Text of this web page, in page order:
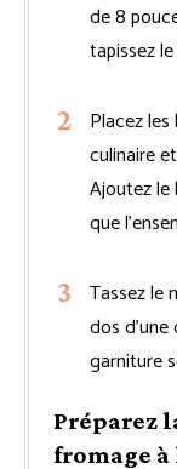
de 8
tapissez
Placez
culinaire
Ajoutez le
que
Tassez le
dos
garniture
Préparez
fromage à